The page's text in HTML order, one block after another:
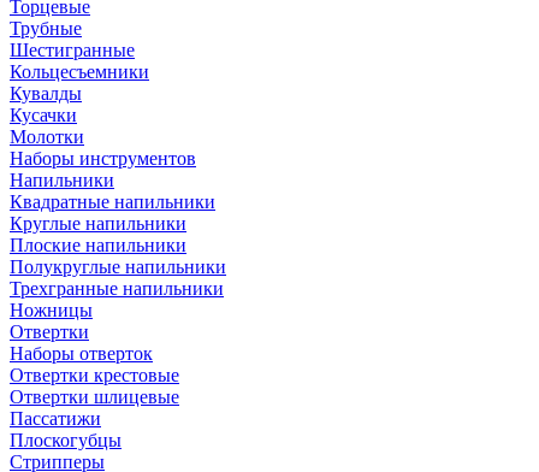
Торцевые
Трубные
Шестигранные
Кольцесъемники
Кувалды
Кусачки
Молотки
Наборы инструментов
Напильники
Квадратные напильники
Круглые напильники
Плоские напильники
Полукруглые напильники
Трехгранные напильники
Ножницы
Отвертки
Наборы отверток
Отвертки крестовые
Отвертки шлицевые
Пассатижи
Плоскогубцы
Стрипперы